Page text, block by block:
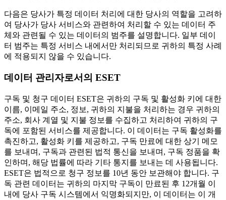
다음은 당사가 특정 데이터 처리에 대한 당사의 역할을 고려하
여 당사가 당사 서비스와 관련하여 처리할 수 있는 데이터 주
체와 관련될 수 있는 데이터의 범주를 설명합니다. 일부 데이
터 범주는 특정 서비스 내에서만 처리되므로 귀하의 특정 사례
에 적용되지 않을 수 있습니다.
데이터 관리자로서의 ESET
구독 및 청구 데이터 ESET은 귀하의 구독 및 활성화 키에 대한
이름, 이메일 주소, 정보, 귀하의 지불을 처리하는 경우 귀하의
주소, 회사 계열 및 지불 정보를 수집하고 처리하여 귀하의 구
독에 포함된 서비스를 제공합니다. 이 데이터는 구독 활성화를
촉진하고, 활성화 키를 제공하고, 구독 만료에 대한 상기 메모
를 보내며, 구독과 관련된 법적 통신을 보내며, 구독 정품을 확
인하며, 해당 법률에 따라 기타 통지를 보내는 데 사용됩니다.
ESET은 법적으로 청구 정보를 10년 동안 보관해야 합니다. 구
독 관련 데이터는 귀하의 마지막 구독이 만료된 후 12개월 이
내에 당사 구독 시스템에서 익명화되지만, 이 데이터는 이 개